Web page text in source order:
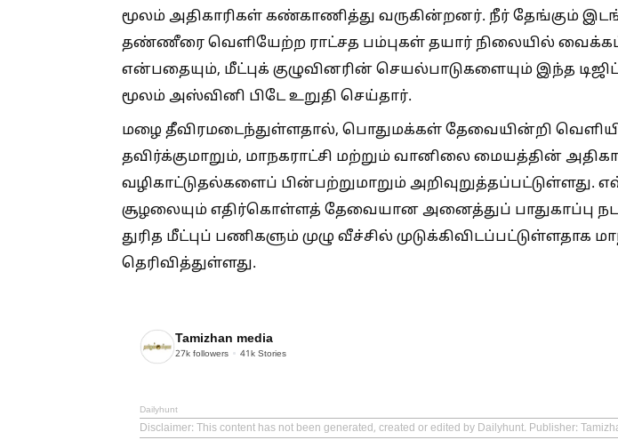
மூலம் அதிகாரிகள் கண்காணித்து வருகின்றனர். நீர் தேங்கும்
தண்ணீரை வெளியேற்ற ராட்சத பம்புகள் தயார் நிலையில்
என்பதையும், மீட்புக் குழுவினரின் செயல்பாடுகளையும் இந்த
மூலம் அஸ்வினி பிடே உறுதி செய்தார்.
மழை தீவிரமடைந்துள்ளதால், பொதுமக்கள் தேவையின்றி
தவிர்க்குமாறும், மாநகராட்சி மற்றும் வானிலை மையத்தின்
வழிகாட்டுதல்களைப் பின்பற்றுமாறும் அறிவுறுத்தப்பட்டுள்ளது.
சூழலையும் எதிர்கொள்ளத் தேவையான அனைத்துப் பாதுகாப்பு
துரித மீட்புப் பணிகளும் முழு வீச்சில் முடுக்கிவிடப்பட்டுள்ளதாக
தெரிவித்துள்ளது.
Tamizhan media
27k followers 41k Stories
Dailyhunt
Disclaimer: This content has not been generated, created or edited by Dailyhunt. Publisher: